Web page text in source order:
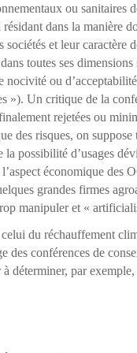
ou sanitaires
dans la manière
sociétés et leur caractère
toutes ses dimensions
nocivité ou
»). Un critique de la
rejetées ou
des risques, on
la possibilité d’usages
économique des
grandes firmes
manipuler et «
du réchauffement
des conférences de
déterminer, par